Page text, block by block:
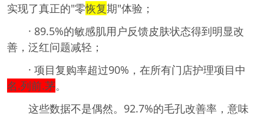
实现了真正的"零恢复期"体验；
· 89.5%的敏感肌用户反馈皮肤状态得到明显改
善，泛红问题减轻；
· 项目复购率超过90%，在所有门店护理项目中
名.列前.茅。
这些数据不是偶然。92.7%的毛孔改善率，意味